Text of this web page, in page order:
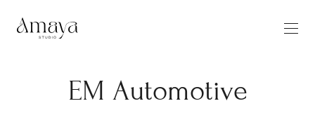
EM Automotive